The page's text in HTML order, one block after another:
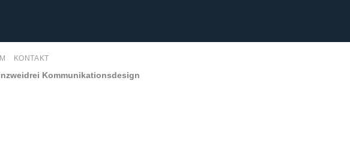
KONTAKT
Kommunikationsdesign